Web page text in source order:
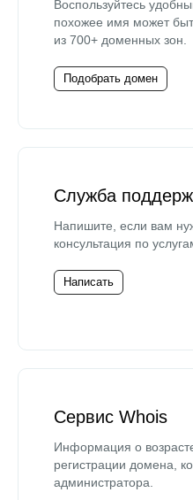
Воспользуйтесь
похожее имя может
из 700+ доменных зон.
Подобрать домен
Служба
Напишите, если вам
консультация по
Написать
Сервис Whois
Информация о
регистрации домена,
администратора.